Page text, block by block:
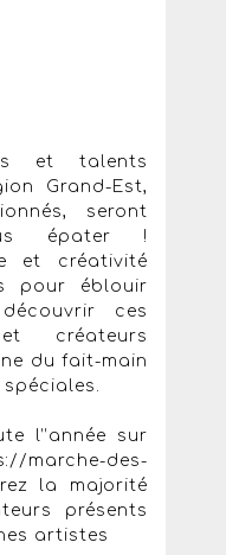
et talents
Grand-Est,
seront
épater !
et créativité
pour éblouir
ces
créateurs
du fait-main
l’’année sur
marche-des-
la majorité
présents
artistes